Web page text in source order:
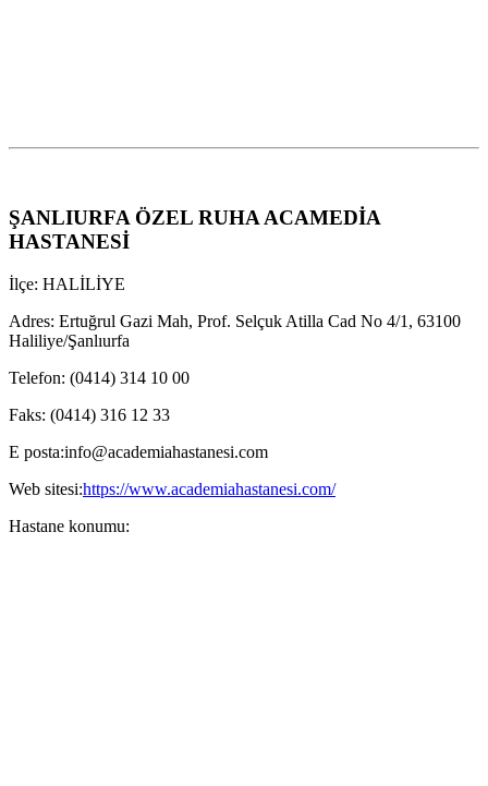
ŞANLIURFA ÖZEL RUHA ACAMEDİA
HASTANESİ
İlçe: HALİLİYE
Adres: Ertuğrul Gazi Mah, Prof. Selçuk Atilla Cad No 4/1, 63100
Haliliye/Şanlıurfa
Telefon: (0414) 314 10 00
Faks: (0414) 316 12 33
E posta:info@academiahastanesi.com
Web sitesi:https://www.academiahastanesi.com/
Hastane konumu: